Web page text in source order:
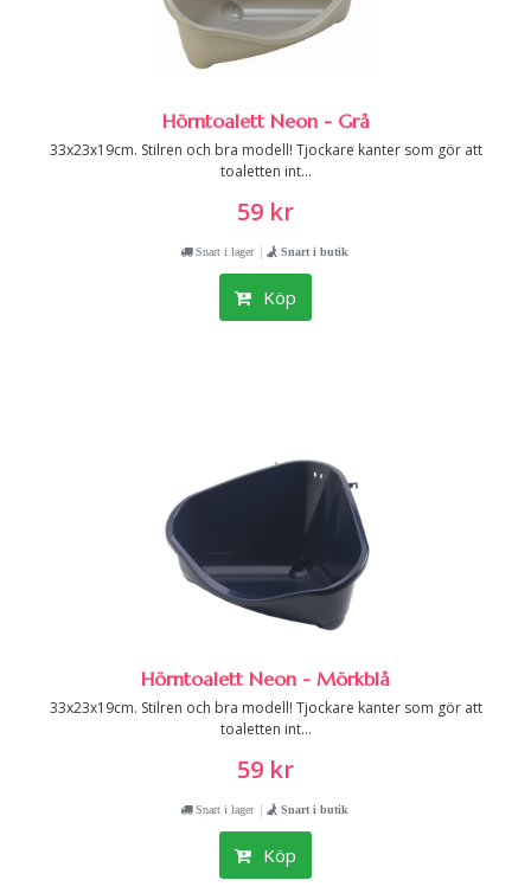
Hörntoalett Neon - Grå
33x23x19cm. Stilren och bra modell! Tjockare kanter som gör att
toaletten int...
59 kr
Snart i lager | Snart i butik
Köp
Hörntoalett Neon - Mörkblå
33x23x19cm. Stilren och bra modell! Tjockare kanter som gör att
toaletten int...
59 kr
Snart i lager | Snart i butik
Köp